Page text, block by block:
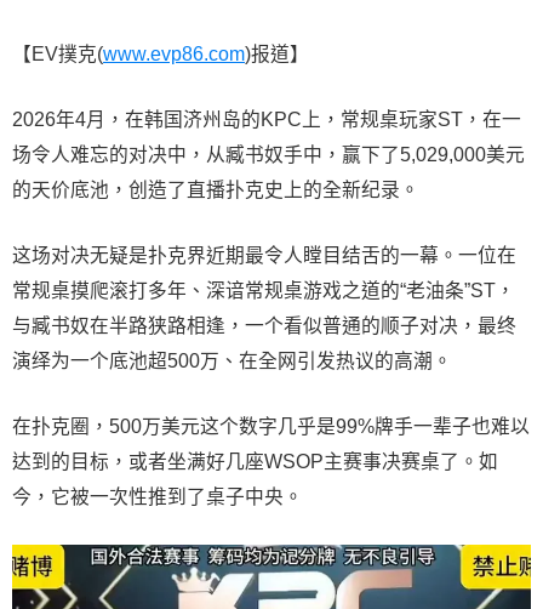
【EV撲克(www.evp86.com)报道】
2026年4月，在韩国济州岛的KPC上，常规桌玩家ST，在一
场令人难忘的对决中，从臧书奴手中，赢下了5,029,000美元
的天价底池，创造了直播扑克史上的全新纪录。
这场对决无疑是扑克界近期最令人瞠目结舌的一幕。一位在
常规桌摸爬滚打多年、深谙常规桌游戏之道的“老油条”ST，
与臧书奴在半路狭路相逢，一个看似普通的顺子对决，最终
演绎为一个底池超500万、在全网引发热议的高潮。
在扑克圈，500万美元这个数字几乎是99%牌手一辈子也难以
达到的目标，或者坐满好几座WSOP主赛事决赛桌了。如
今，它被一次性推到了桌子中央。